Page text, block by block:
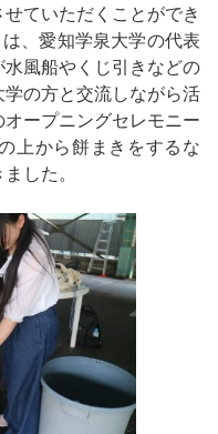
ていただくことができ
、愛知学泉大学の代表
風船やくじ引きなどの
の方と交流しながら活
ープニングセレモニー
上から餅まきをするな
した。